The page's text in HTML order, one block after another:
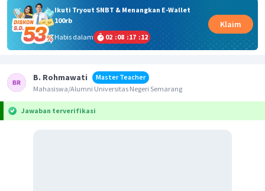
Ikuti Tryout SNBT & Menangkan E-Wallet
100rb
Habis dalam
02 :08 :17 :12
Klaim
B. Rohmawati
Master Teacher
Mahasiswa/Alumni Universitas Negeri Semarang
Jawaban terverifikasi